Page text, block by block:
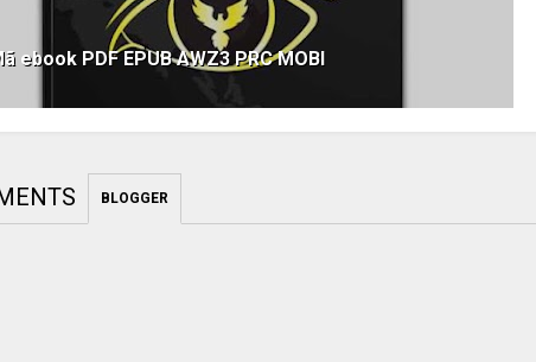
ebook PDF EPUB AWZ3 PRC MOBI
BLOGGER